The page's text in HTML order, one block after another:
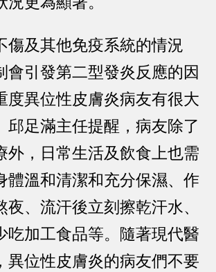
傷及其他免疫系統的情況
會引發第二型發炎反應的因
度異位性皮膚炎病友有很大
邱足滿主任提醒，病友除了
外，日常生活及飲食上也需
體溫和清潔和充分保濕、作
夜、流汗後立刻擦乾汗水、
吃加工食品等。隨著現代醫
異位性皮膚炎的病友們不要